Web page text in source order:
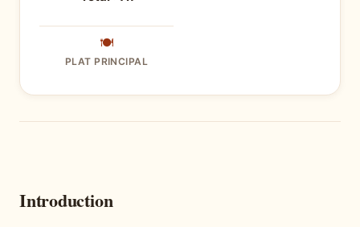
🍽
PLAT PRINCIPAL
Introduction